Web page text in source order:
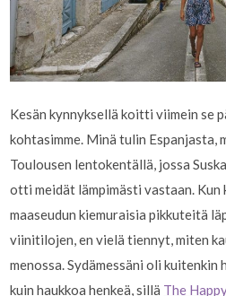
Kesän kynnyksellä koitti viimein se
kohtasimme. Minä tulin Espanjasta,
Toulousen lentokentällä, jossa
otti meidät lämpimästi vastaan. Kun
maaseudun kiemuraisia pikkuteitä
viinitilojen, en vielä tiennyt, miten
menossa. Sydämessäni oli
kuin haukkoa henkeä, sillä The